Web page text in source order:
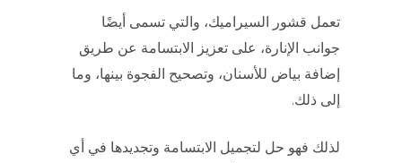
تعمل قشور السيراميك، والتي تسمى أيضًا
جوانب الإنارة، على تعزيز الابتسامة عن طريق
إضافة بياض للأسنان، وتصحيح الفجوة بينها، وما
إلى ذلك.
لذلك فهو حل لتجميل الابتسامة وتجديدها في أي